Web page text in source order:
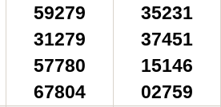
59279
31279
57780
67804
35231
37451
15146
02759